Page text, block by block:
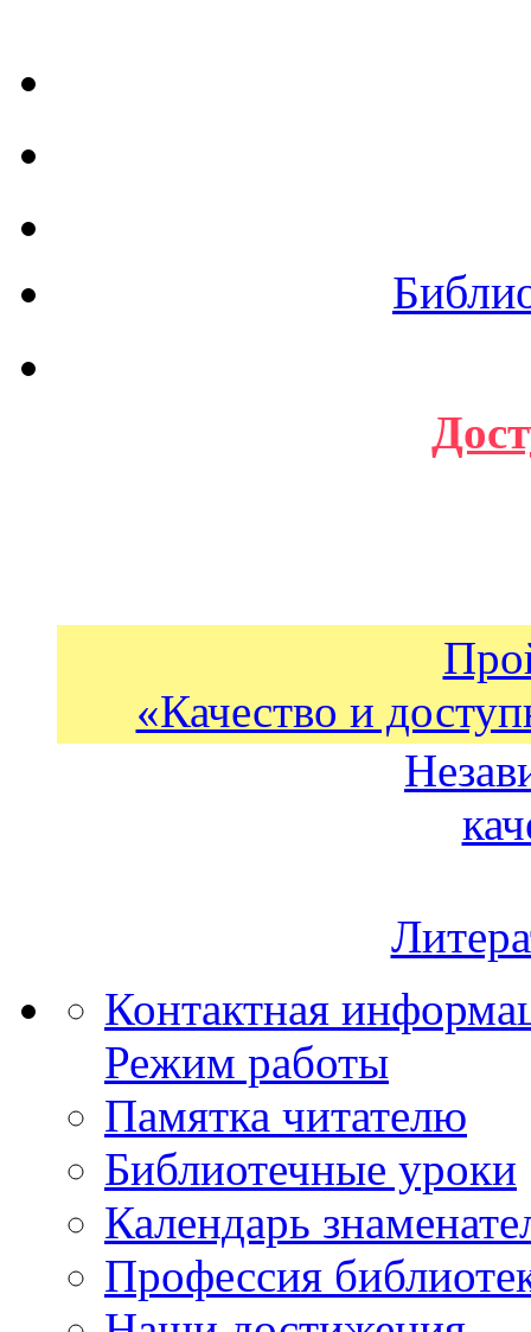
«Качество и
Контактная
Режим работы
Памятка читателю
Библиотечные уроки
Календарь
Профессия